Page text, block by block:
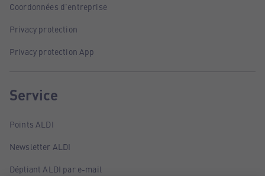
Coordonnées d'entreprise
Privacy protection
Privacy protection App
Service
Points ALDI
Newsletter ALDI
Dépliant ALDI par e-mail